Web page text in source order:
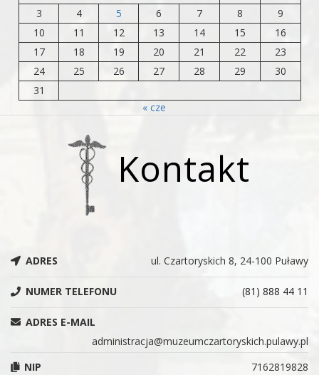
3
4 5 6 7 8
9
10
11 12 13 14 15
16
17
18 19 20 21 22
23
24
25 26 27 28 29
30
31
« cze
Kontakt
ADRES ul. Czartoryskich 8, 24-100 Puławy
NUMER TELEFONU (81) 888 44 11
ADRES E-MAIL
administracja@muzeumczartoryskich.pulawy.pl
NIP
7162819828